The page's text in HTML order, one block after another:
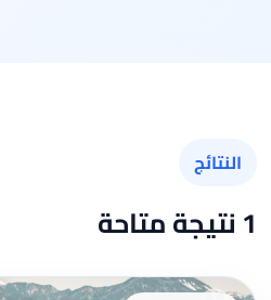
النتائج
1 نتيجة متاحة